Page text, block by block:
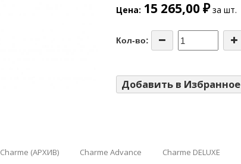
Цена 15 265,00 ₽за шт.
Кол-во:
Добавить в Избранное
Charme (АРХИВ) Charme Advance Charme DELUXE